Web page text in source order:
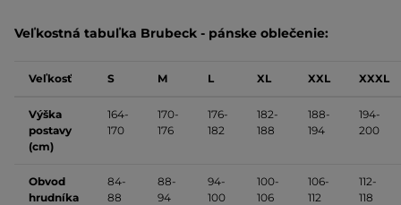
Veľkostná tabuľka Brubeck - pánske oblečenie:
Veľkosť S M L XL XXL XXXL
Výška
postavy
(cm)
164-
170
170-
176
176-
182
182-
188
188-
194
194-
200
Obvod
hrudníka
84-
88
88-
94
94-
100
100-
106
106-
112
112-
118